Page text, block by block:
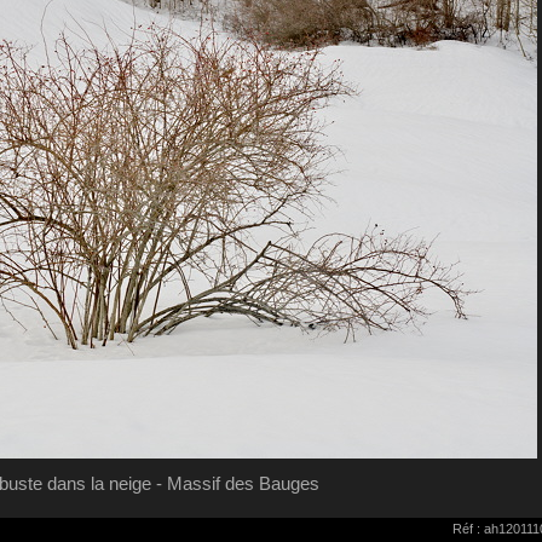
dans la neige - Massif des Bauges
Réf :